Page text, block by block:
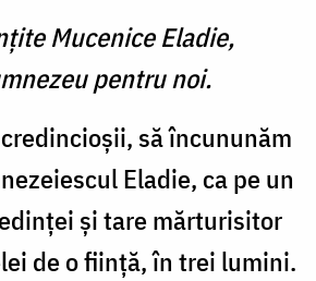
Mucenice Eladie,
pentru noi.
să încununăm
Eladie, ca pe un
şi tare mărturisitor
de o fiinţă, în trei lumini.